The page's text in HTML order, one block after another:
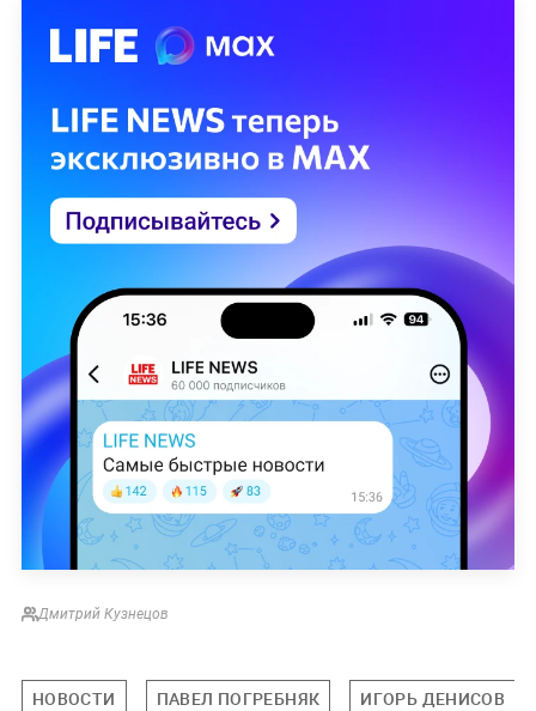
Дмитрий Кузнецов
НОВОСТИ ПАВЕЛ ПОГРЕБНЯК ИГОРЬ ДЕНИСОВ